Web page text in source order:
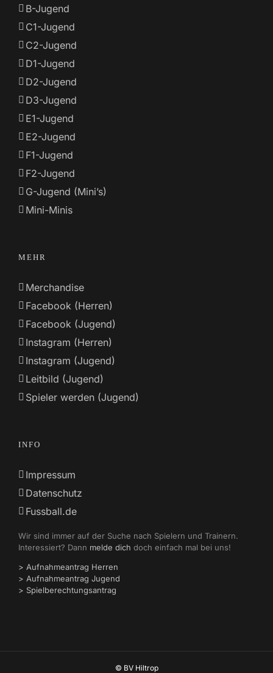
B-Jugend
C1-Jugend
C2-Jugend
D1-Jugend
D2-Jugend
D3-Jugend
E1-Jugend
E2-Jugend
F1-Jugend
F2-Jugend
G-Jugend (Mini’s)
Mini-Minis
MEHR
Merchandise
Facebook (Herren)
Facebook (Jugend)
Instagram (Herren)
Instagram (Jugend)
Leitbild (Jugend)
Spieler werden (Jugend)
INFO
Impressum
Datenschutz
Fussball.de
Wir sind immer auf der Suche nach Spielern und Trainern.
Interessiert? Dann melde dich doch einfach mal bei uns!
> Aufnahmeantrag Herren
> Aufnahmeantrag Jugend
> Spielberechtungsantrag
© BV Hiltrop